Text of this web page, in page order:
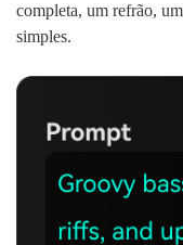
completa, um refrão,
simples.